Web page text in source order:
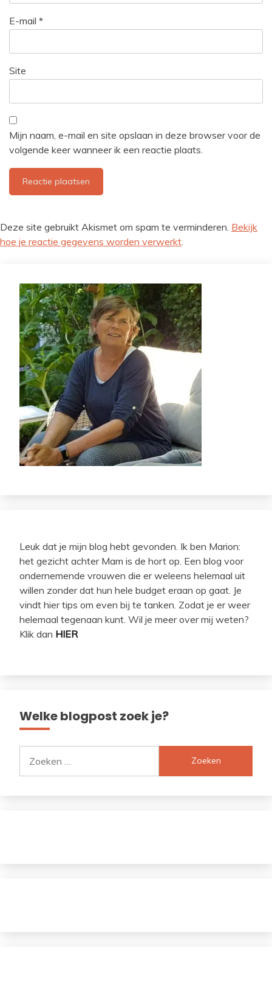
E-mail *
Site
Mijn naam, e-mail en site opslaan in deze browser voor de
volgende keer wanneer ik een reactie plaats.
Deze site gebruikt Akismet om spam te verminderen. Bekijk
hoe je reactie gegevens worden verwerkt
Leuk dat je mijn blog hebt gevonden. Ik ben Marion:
het gezicht achter Mam is de hort op. Een blog voor
ondernemende vrouwen die er weleens helemaal uit
willen zonder dat hun hele budget eraan op gaat. Je
vindt hier tips om even bij te tanken. Zodat je er weer
helemaal tegenaan kunt. Wil je meer over mij weten?
Klik dan HIER
Welke blogpost zoek je?
naar: